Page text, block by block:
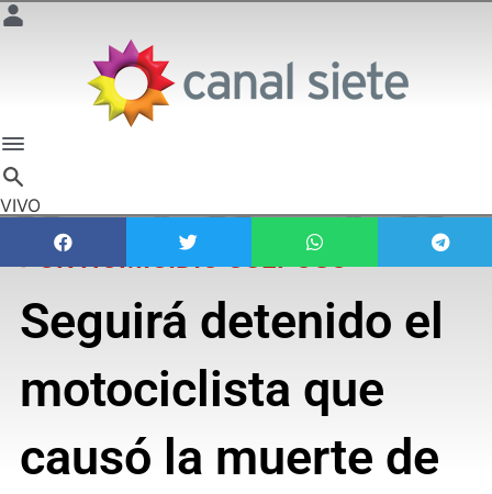
VIVO
POR HOMICIDIO CULPOSO
Seguirá detenido el
motociclista que
causó la muerte de